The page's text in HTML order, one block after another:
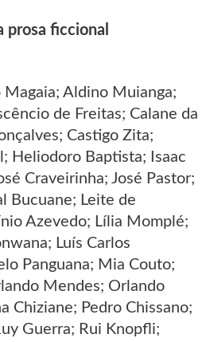
prosa ficcional
Aldino Muianga;
de Freitas; Calane da
Castigo Zita;
Heliodoro Baptista; Isaac
Craveirinha; José Pastor;
Bucuane; Leite de
Azevedo; Lília Momplé;
Luís Carlos
Panguana; Mia Couto;
Mendes; Orlando
Chiziane; Pedro Chissano;
Guerra; Rui Knopfli;